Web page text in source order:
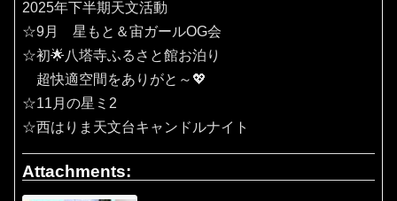
2025年下半期天文活動
☆9月 星もと＆宙ガールOG会
☆初🌟八塔寺ふるさと館お泊り
超快適空間をありがと～💖
☆11月の星ミ2
☆西はりま天文台キャンドルナイト
Attachments: